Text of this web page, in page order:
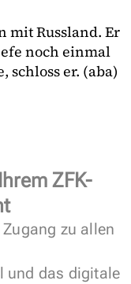
mit Russland. Er
noch einmal
schloss er. (aba)
ZFK-
zu allen
und das digitale